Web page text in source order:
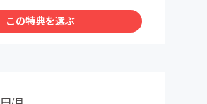
この特典を選ぶ